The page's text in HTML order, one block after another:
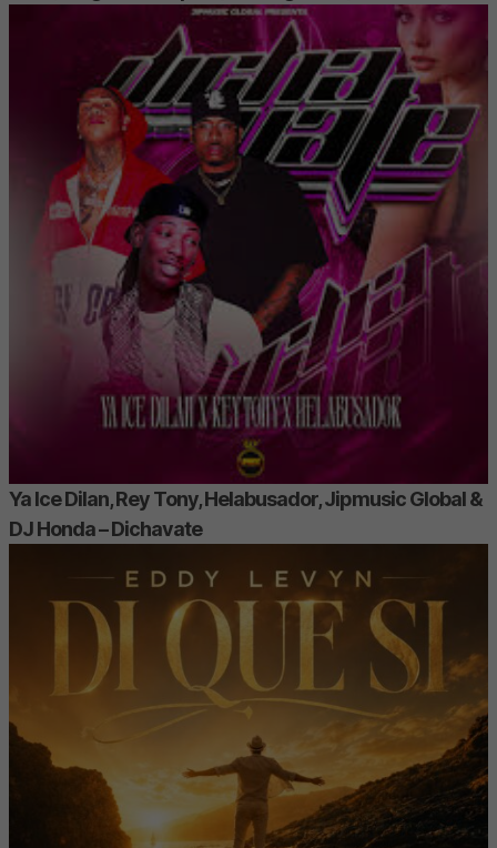
Ya Ice Dilan, Rey Tony, Helabusador, Jipmusic Global &
DJ Honda – Dichavate